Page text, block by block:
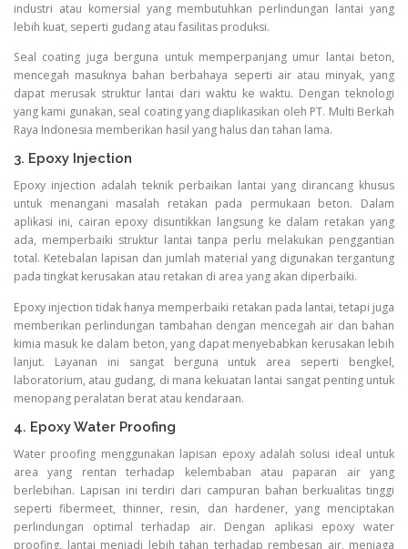
industri atau komersial yang membutuhkan perlindungan lantai yang
lebih kuat, seperti gudang atau fasilitas produksi.
Seal coating juga berguna untuk memperpanjang umur lantai beton,
mencegah masuknya bahan berbahaya seperti air atau minyak, yang
dapat merusak struktur lantai dari waktu ke waktu. Dengan teknologi
yang kami gunakan, seal coating yang diaplikasikan oleh PT. Multi Berkah
Raya Indonesia memberikan hasil yang halus dan tahan lama.
3. Epoxy Injection
Epoxy injection adalah teknik perbaikan lantai yang dirancang khusus
untuk menangani masalah retakan pada permukaan beton. Dalam
aplikasi ini, cairan epoxy disuntikkan langsung ke dalam retakan yang
ada, memperbaiki struktur lantai tanpa perlu melakukan penggantian
total. Ketebalan lapisan dan jumlah material yang digunakan tergantung
pada tingkat kerusakan atau retakan di area yang akan diperbaiki.
Epoxy injection tidak hanya memperbaiki retakan pada lantai, tetapi juga
memberikan perlindungan tambahan dengan mencegah air dan bahan
kimia masuk ke dalam beton, yang dapat menyebabkan kerusakan lebih
lanjut. Layanan ini sangat berguna untuk area seperti bengkel,
laboratorium, atau gudang, di mana kekuatan lantai sangat penting untuk
menopang peralatan berat atau kendaraan.
4. Epoxy Water Proofing
Water proofing menggunakan lapisan epoxy adalah solusi ideal untuk
area yang rentan terhadap kelembaban atau paparan air yang
berlebihan. Lapisan ini terdiri dari campuran bahan berkualitas tinggi
seperti fibermeet, thinner, resin, dan hardener, yang menciptakan
perlindungan optimal terhadap air. Dengan aplikasi epoxy water
proofing, lantai menjadi lebih tahan terhadap rembesan air, menjaga